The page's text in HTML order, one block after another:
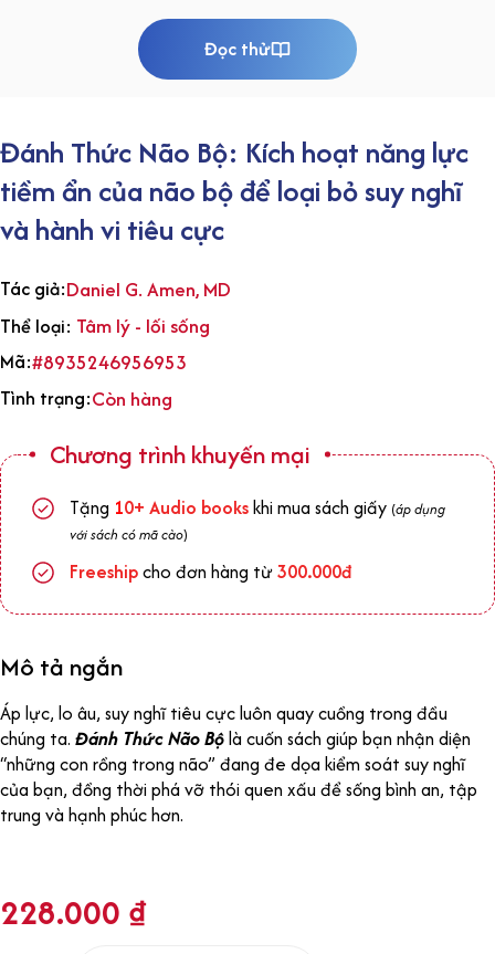
Đọc thử
Đánh Thức Não Bộ: Kích hoạt năng lực
tiềm ẩn của não bộ để loại bỏ suy nghĩ
và hành vi tiêu cực
Tác giả:Daniel G. Amen, MD
Thể loại: Tâm lý - lối sống
Mã:#8935246956953
Tình trạng:Còn hàng
Chương trình khuyến mại
Tặng 10+ Audio bookskhi mua sách giấy (áp dụng
với sách có mã cào)
Freeshipcho đơn hàng từ300.000đ
Mô tả ngắn
Áp lực, lo âu, suy nghĩ tiêu cực luôn quay cuồng trong đầu
chúng ta. Đánh Thức Não Bộlà cuốn sách giúp bạn nhận diện
“những con rồng trong não” đang đe dọa kiểm soát suy nghĩ
của bạn, đồng thời phá vỡ thói quen xấu để sống bình an, tập
trung và hạnh phúc hơn.
228.000 ₫